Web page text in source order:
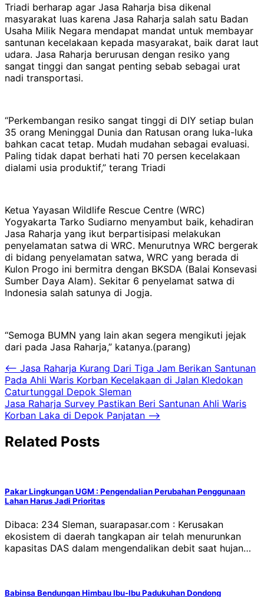
Triadi berharap agar Jasa Raharja bisa dikenal
masyarakat luas karena Jasa Raharja salah satu Badan
Usaha Milik Negara mendapat mandat untuk membayar
santunan kecelakaan kepada masyarakat, baik darat laut
udara. Jasa Raharja berurusan dengan resiko yang
sangat tinggi dan sangat penting sebab sebagai urat
nadi transportasi.
“Perkembangan resiko sangat tinggi di DIY setiap bulan
35 orang Meninggal Dunia dan Ratusan orang luka-luka
bahkan cacat tetap. Mudah mudahan sebagai evaluasi.
Paling tidak dapat berhati hati 70 persen kecelakaan
dialami usia produktif,” terang Triadi
Ketua Yayasan Wildlife Rescue Centre (WRC)
Yogyakarta Tarko Sudiarno menyambut baik, kehadiran
Jasa Raharja yang ikut berpartisipasi melakukan
penyelamatan satwa di WRC. Menurutnya WRC bergerak
di bidang penyelamatan satwa, WRC yang berada di
Kulon Progo ini bermitra dengan BKSDA (Balai Konsevasi
Sumber Daya Alam). Sekitar 6 penyelamat satwa di
Indonesia salah satunya di Jogja.
“Semoga BUMN yang lain akan segera mengikuti jejak
dari pada Jasa Raharja,” katanya.(parang)
Navigasi
pos
⟵ Jasa Raharja Kurang Dari Tiga Jam Berikan Santunan
Pada Ahli Waris Korban Kecelakaan di Jalan Kledokan
Caturtunggal Depok Sleman
Jasa Raharja Survey Pastikan Beri Santunan Ahli Waris
Korban Laka di Depok Panjatan ⟶
Related Posts
Pakar Lingkungan UGM : Pengendalian Perubahan Penggunaan
Lahan Harus Jadi Prioritas
Dibaca: 234 Sleman, suarapasar.com : Kerusakan
ekosistem di daerah tangkapan air telah menurunkan
kapasitas DAS dalam mengendalikan debit saat hujan…
Babinsa Bendungan Himbau Ibu-Ibu Padukuhan Dondong